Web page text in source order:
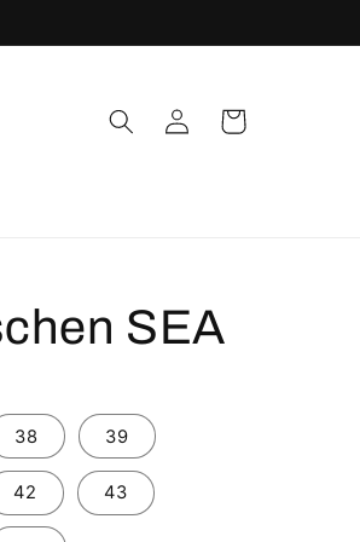
EinloggenWarenkorb
SEA
38 39
42 43